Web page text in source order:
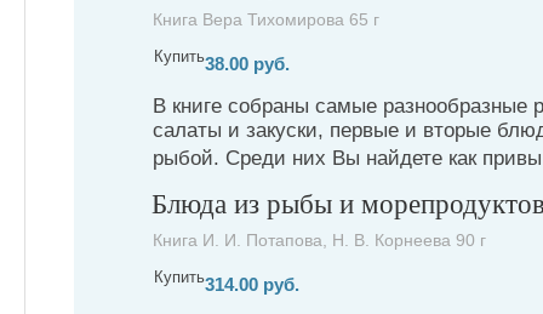
Книга Вера Тихомирова 65 г
Купить38.00 руб.
В книге собраны самые
салаты и закуски, первые и вторые
рыбой. Среди них Вы найдете как
Блюда из рыбы и
Книга И. И. Потапова, Н. В. Корнеева 90 г
Купить314.00 руб.